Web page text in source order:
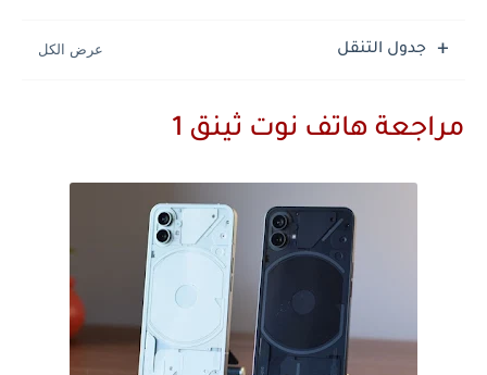
جدول التنقل
مراجعة هاتف نوت ثينق 1